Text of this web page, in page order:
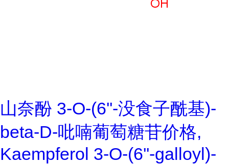
山奈酚 3-O-(6''-没食子酰基)-
beta-D-吡喃葡萄糖苷价格,
Kaempferol 3-O-(6''-galloyl)-